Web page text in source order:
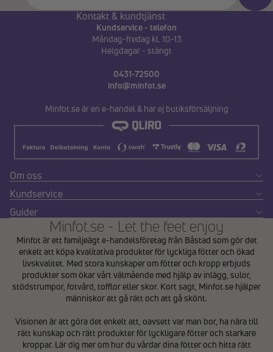
Kontakt & kundtjänst
Kundservice - telefon
Måndag-fredag kl. 10-13
Helgdagar - stängt
0431-72500
info@minfot.se
Minfot.se är en e-handel & har ej butiksförsäljning
Om oss
Kundservice
Guider
Minfot.se - Let the feet enjoy
Minfot är ett familjeägt e-handelsföretag från Båstad som gör det
enkelt att köpa kvalitativa produkter för lyckliga fötter och ökad
livskvalitet. Med stora kunskaper om fötter och kropp erbjuds
produkter som ökar vårt välmående med hjälp av inlägg, sulor,
stödstrumpor, fotvård, tofflor eller skor. Kort sagt, Minfot.se hjälper
människor att gå rätt och att gå skönt.
Visionen är att göra det enkelt att, oavsett var man bor, ha nära till
rätt kunskap och rätt produkter för lyckligare fötter och starkare
kroppar. Lär dig mer om hur du vårdar dina fötter och hitta rätt
Återbetalningspolicy
Användarvillkor